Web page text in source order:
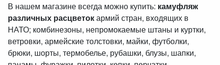
В нашем магазине всегда можно купить: камуфляж
различных расцветокармий стран, входящих в
НАТО; комбинезоны, непромокаемые штаны и куртки,
ветровки, армейские толстовки, майки, футболки,
брюки, шорты, термобелье, рубашки, блузы, шапки,